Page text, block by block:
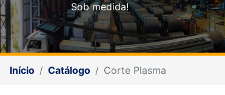
Sob medida!
Início Catálogo Corte Plasma